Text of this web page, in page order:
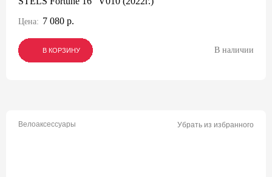
Цена: 7 080 р.
В КОРЗИНУ
В КОРЗИНУ
В КОРЗИНУ В наличии
Велоаксессуары Убрать из избранного